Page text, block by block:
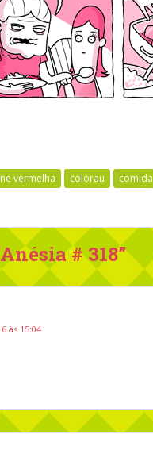
vermelha colorau comida
Anésia # 318”
às 15:04